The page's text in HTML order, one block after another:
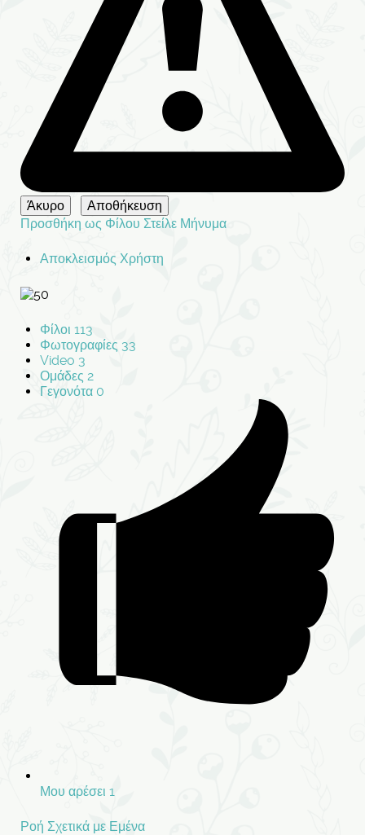
Προσθήκη ως Φίλου Στείλε Μήνυμα
Αποκλεισμός Χρήστη
Φίλοι 113
Φωτογραφίες 33
Video 3
Ομάδες 2
Γεγονότα 0
Μου αρέσει 1
Ροή Σχετικά με Εμένα